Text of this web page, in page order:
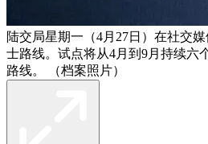
陆交局星期一（4月27日）在社交
士路线。试点将从4月到9月持续六
路线。 （档案照片）